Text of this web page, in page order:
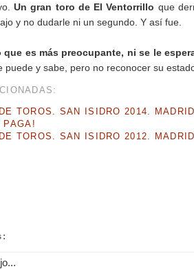
Un gran toro de El Ventorrillo que
y no dudarle ni un segundo. Y así fue.
que es más preocupante, ni se le
puede y sabe, pero no reconocer su
TOROS. SAN ISIDRO 2014. MADRID
PAGA!
TOROS. SAN ISIDRO 2012. MADRID